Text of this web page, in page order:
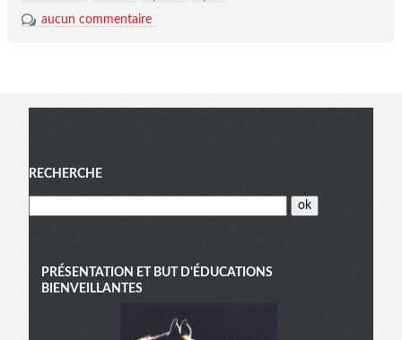
aucun commentaire
Menu
RECHERCHE
PRÉSENTATION ET BUT D'ÉDUCATIONS
BIENVEILLANTES